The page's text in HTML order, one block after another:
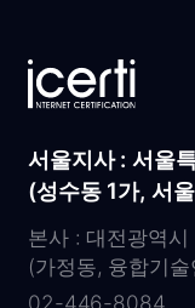
서울지사 : 서울
(성수동 1가, 서
본사 : 대전광역
(가정동, 융합기
02-446-8084